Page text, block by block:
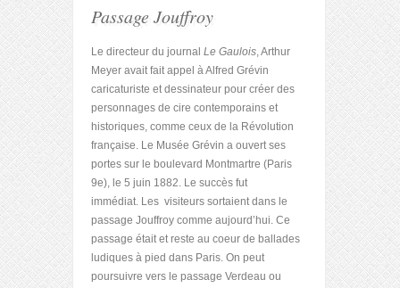
Passage Jouffroy
Le directeur du journal Le Gaulois, Arthur
Meyer avait fait appel à Alfred Grévin
caricaturiste et dessinateur pour créer des
personnages de cire contemporains et
historiques, comme ceux de la Révolution
française. Le Musée Grévin a ouvert ses
portes sur le boulevard Montmartre (Paris
9e), le 5 juin 1882. Le succès fut
immédiat. Les visiteurs sortaient dans le
passage Jouffroy comme aujourd’hui. Ce
passage était et reste au coeur de ballades
ludiques à pied dans Paris. On peut
poursuivre vers le passage Verdeau ou